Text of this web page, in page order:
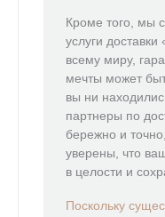
Кроме того, мы
услуги
всему миру,
мечты может
вы ни
партнеры по
бережно и
уверены, что
в целости и
Поскольку